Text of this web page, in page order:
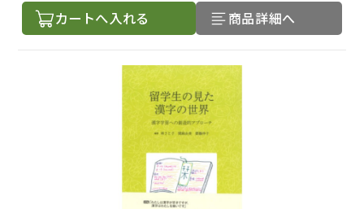
カートへ入れる 商品詳細へ